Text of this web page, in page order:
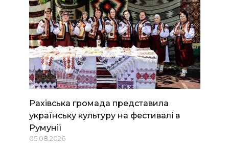
Рахівська громада представила
українську культуру на фестивалі в
Румунії
05.08.2026